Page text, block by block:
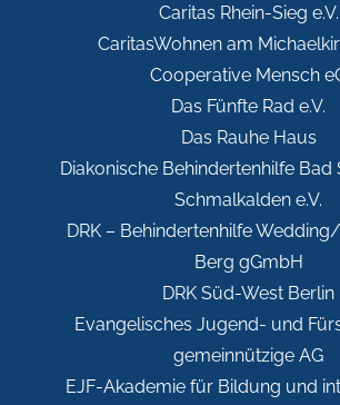
Caritas Rhein-Sieg e.V.
CaritasWohnen am
Cooperative Mensch
Das Fünfte Rad e.V.
Das Rauhe Haus
Diakonische Behindertenhilfe Bad
Schmalkalden e.V.
DRK – Behindertenhilfe
Berg gGmbH
DRK Süd-West Berlin
Evangelisches Jugend- und
gemeinnützige AG
EJF-Akademie für Bildung und